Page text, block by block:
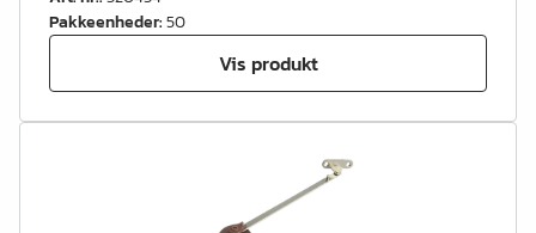
Pakkeenheder:50
Vis produkt